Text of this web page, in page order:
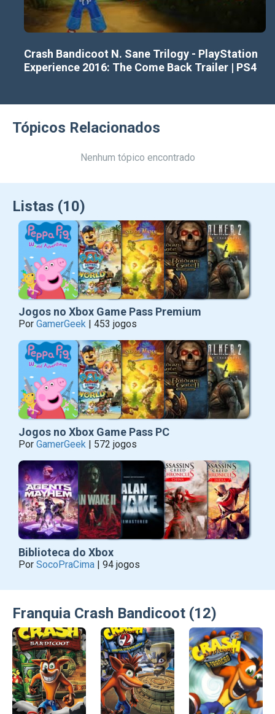
Crash Bandicoot N. Sane Trilogy - PlayStation
Experience 2016: The Come Back Trailer | PS4
Tópicos Relacionados
Nenhum tópico encontrado
Listas (10)
Jogos no Xbox Game Pass Premium
Por GamerGeek | 453 jogos
Jogos no Xbox Game Pass PC
Por GamerGeek | 572 jogos
Biblioteca do Xbox
Por SocoPraCima | 94 jogos
Franquia Crash Bandicoot (12)